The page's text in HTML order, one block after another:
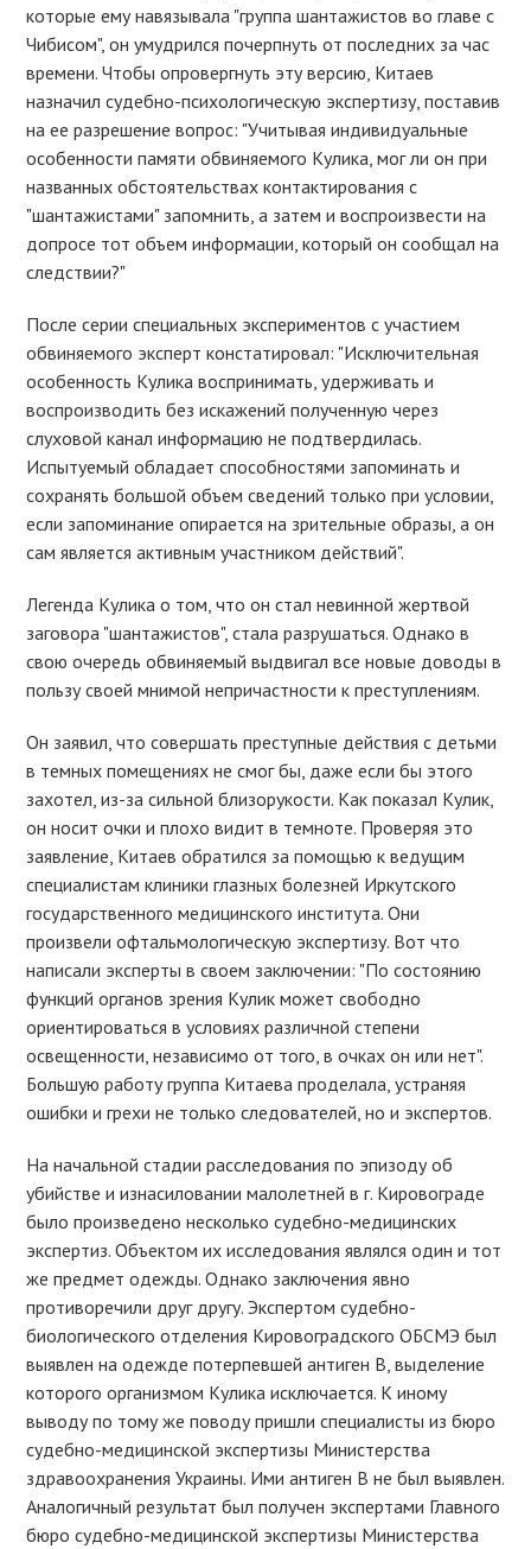
которые ему навязывала "группа шантажистов во главе с
Чибисом", он умудрился почерпнуть от последних за час
времени. Чтобы опровергнуть эту версию, Китаев
назначил судебно-психологическую экспертизу, поставив
на ее разрешение вопрос: "Учитывая индивидуальные
особенности памяти обвиняемого Кулика, мог ли он при
названных обстоятельствах контактирования с
"шантажистами" запомнить, а затем и воспроизвести на
допросе тот объем информации, который он сообщал на
следствии?"
После серии специальных экспериментов с участием
обвиняемого эксперт констатировал: "Исключительная
особенность Кулика воспринимать, удерживать и
воспроизводить без искажений полученную через
слуховой канал информацию не подтвердилась.
Испытуемый обладает способностями запоминать и
сохранять большой объем сведений только при условии,
если запоминание опирается на зрительные образы, а он
сам является активным участником действий".
Легенда Кулика о том, что он стал невинной жертвой
заговора "шантажистов", стала разрушаться. Однако в
свою очередь обвиняемый выдвигал все новые доводы в
пользу своей мнимой непричастности к преступлениям.
Он заявил, что совершать преступные действия с детьми
в темных помещениях не смог бы, даже если бы этого
захотел, из-за сильной близорукости. Как показал Кулик,
он носит очки и плохо видит в темноте. Проверяя это
заявление, Китаев обратился за помощью к ведущим
специалистам клиники глазных болезней Иркутского
государственного медицинского института. Они
произвели офтальмологическую экспертизу. Вот что
написали эксперты в своем заключении: "По состоянию
функций органов зрения Кулик может свободно
ориентироваться в условиях различной степени
освещенности, независимо от того, в очках он или нет".
Большую работу группа Китаева проделала, устраняя
ошибки и грехи не только следователей, но и экспертов.
На начальной стадии расследования по эпизоду об
убийстве и изнасиловании малолетней в г. Кировограде
было произведено несколько судебно-медицинских
экспертиз. Объектом их исследования являлся один и тот
же предмет одежды. Однако заключения явно
противоречили друг другу. Экспертом судебно-
биологического отделения Кировоградского ОБСМЭ был
выявлен на одежде потерпевшей антиген В, выделение
которого организмом Кулика исключается. К иному
выводу по тому же поводу пришли специалисты из бюро
судебно-медицинской экспертизы Министерства
здравоохранения Украины. Ими антиген В не был выявлен.
Аналогичный результат был получен экспертами Главного
бюро судебно-медицинской экспертизы Министерства